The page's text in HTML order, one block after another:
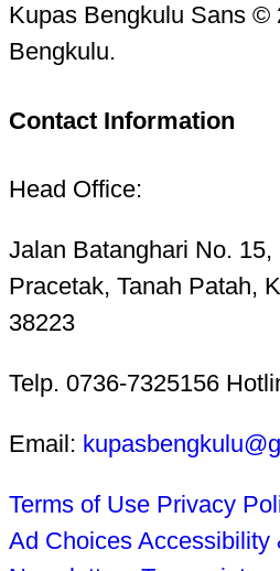
Kupas Bengkulu Sans ©
Bengkulu.
Contact Information
Head Office:
Jalan Batanghari No. 15,
Pracetak, Tanah Patah,
38223
Telp. 0736-7325156
Email:
Terms of Use Privacy
Ad Choices Accessibility